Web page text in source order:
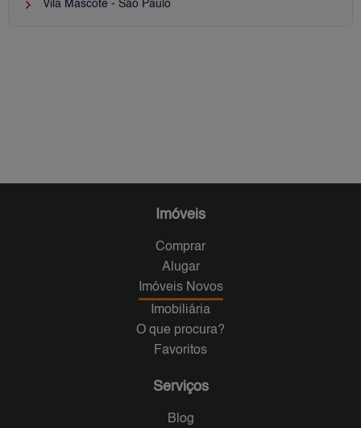
keyboard_arrow_right Vila Mascote - São Paulo
Imóveis
Comprar
Alugar
Imóveis Novos
Imobiliária
O que procura?
Favoritos
Serviços
Blog